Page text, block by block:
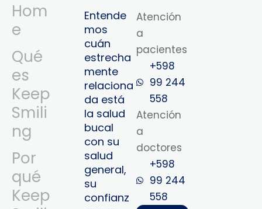
Hom
e
Qué
es
Keep
Smili
ng
Por
qué
Keep
Entende
mos
cuán
estrecha
mente
relaciona
da está
la salud
bucal
con su
salud
general,
su
confianz
Atención
a
pacientes
+598
99 244
558
Atención
a
doctores
+598
99 244
558‬‬